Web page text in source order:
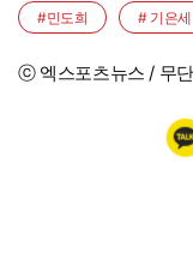
#민도희 # 기은세
ⓒ 엑스포츠뉴스 / 무